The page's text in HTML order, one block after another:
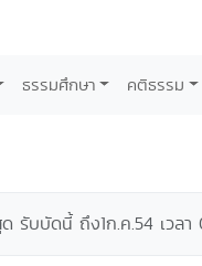
ธรรมศึกษา คติธรรม
รับบัดนี้ ถึง1ก.ค.54 เวลา